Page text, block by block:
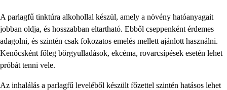
A parlagfű tinktúra alkohollal készül, amely a növény hatóanyagait
jobban oldja, és hosszabban eltartható. Ebből cseppenként érdemes
adagolni, és szintén csak fokozatos emelés mellett ajánlott használni.
Kenőcsként főleg bőrgyulladások, ekcéma, rovarcsípések esetén lehet
próbát tenni vele.
Az inhalálás a parlagfű leveléből készült főzettel szintén hatásos lehet